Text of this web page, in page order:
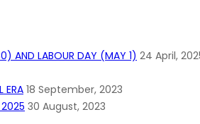
AND LABOUR DAY (MAY 1) 24 April,
ERA 18 September, 2023
30 August, 2023